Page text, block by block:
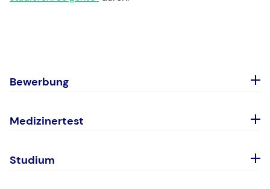
Bewerbung
Medizinertest
Studium